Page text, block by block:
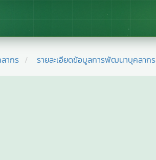
ากร รายละเอียดข้อมูลการพัฒนาบุคลากร